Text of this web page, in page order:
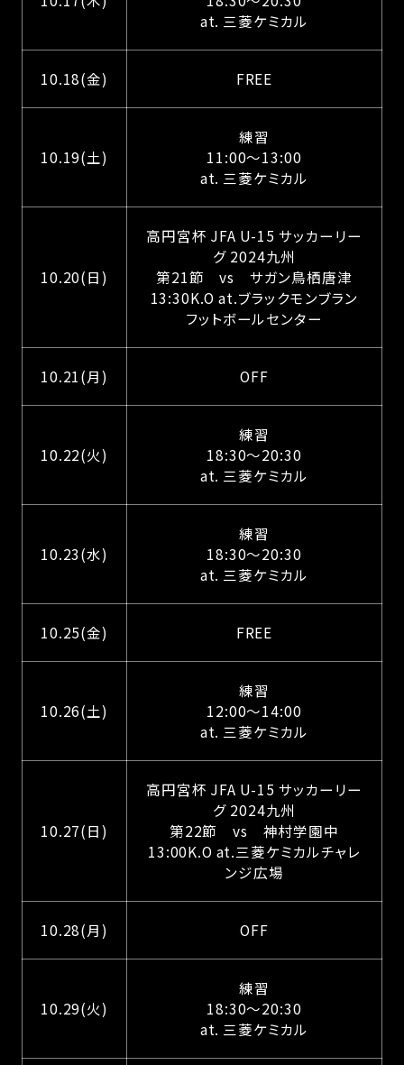
at. 三菱ケミカル
10.18(金) FREE
10.19(土)
練習
11:00～13:00
at. 三菱ケミカル
10.20(日)
高円宮杯 JFA U-15 サッカーリー
グ 2024九州
第21節 vs サガン鳥栖唐津
13:30K.O at.ブラックモンブラン
フットボールセンター
10.21(月) OFF
10.22(火)
練習
18:30～20:30
at. 三菱ケミカル
10.23(水)
練習
18:30～20:30
at. 三菱ケミカル
10.25(金) FREE
10.26(土)
練習
12:00～14:00
at. 三菱ケミカル
10.27(日)
高円宮杯 JFA U-15 サッカーリー
グ 2024九州
第22節 vs 神村学園中
13:00K.O at.三菱ケミカルチャレ
ンジ広場
10.28(月) OFF
10.29(火)
練習
18:30～20:30
at. 三菱ケミカル